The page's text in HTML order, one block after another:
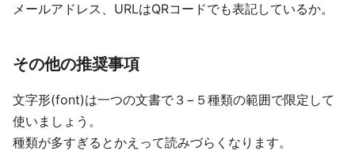
メールアドレス、URLはQRコードでも表記しているか。
その他の推奨事項
文字形(font)は一つの文書で３−５種類の範囲で限定して
使いましょう。
種類が多すぎるとかえって読みづらくなります。